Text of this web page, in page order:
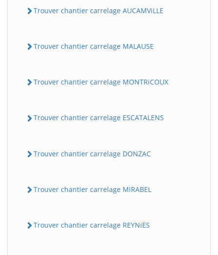
Trouver chantier carrelage AUCAMViLLE
Trouver chantier carrelage MALAUSE
Trouver chantier carrelage MONTRiCOUX
Trouver chantier carrelage ESCATALENS
Trouver chantier carrelage DONZAC
Trouver chantier carrelage MiRABEL
Trouver chantier carrelage REYNiES